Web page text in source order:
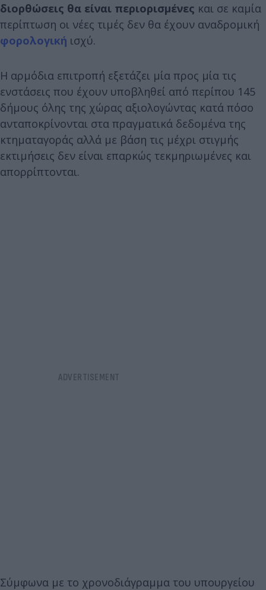
διορθώσεις θα είναι περιορισμένες και σε καμία
περίπτωση οι νέες τιμές δεν θα έχουν αναδρομική
φορολογική ισχύ.
Η αρμόδια επιτροπή εξετάζει μία προς μία τις
ενστάσεις που έχουν υποβληθεί από περίπου 145
δήμους όλης της χώρας αξιολογώντας κατά πόσο
ανταποκρίνονται στα πραγματικά δεδομένα της
κτηματαγοράς αλλά με βάση τις μέχρι στιγμής
εκτιμήσεις δεν είναι επαρκώς τεκμηριωμένες και
απορρίπτονται.
Σύμφωνα με το χρονοδιάγραμμα του υπουργείου